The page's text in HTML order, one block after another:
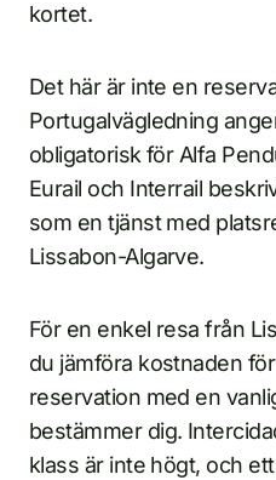
kortet.
Det här är inte en
Portugalvägledning
obligatorisk för Alfa
Eurail och Interrail
som en tjänst med
Lissabon-Algarve.
För en enkel resa från
du jämföra kostnaden
reservation med en
bestämmer dig.
klass är inte högt, och